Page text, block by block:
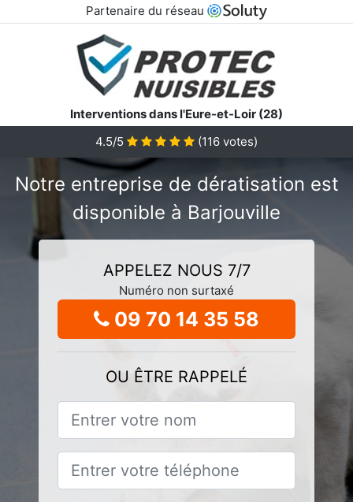
Partenaire du réseau
Interventions dans l'Eure-et-Loir (28)
4.5/5
(116 votes)
Notre entreprise de dératisation est
disponible à Barjouville
APPELEZ NOUS 7/7
Numéro non surtaxé
09 70 14 35 58
OU ÊTRE RAPPELÉ